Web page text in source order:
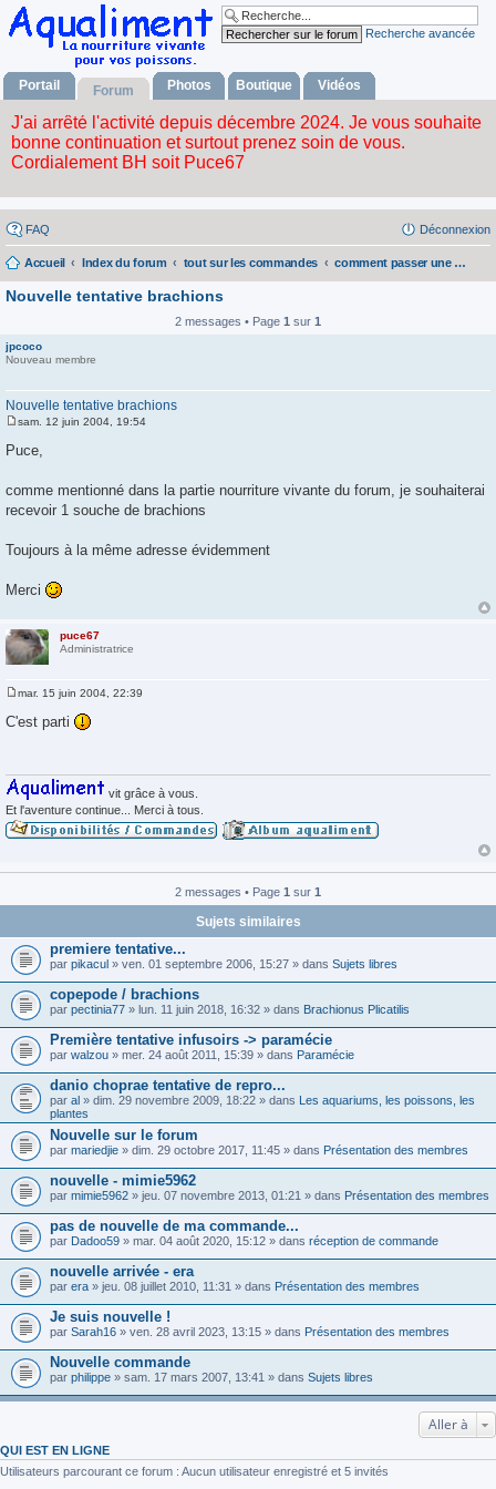
Recherche avancée
Portail Forum Photos Boutique Vidéos
FAQ Déconnexion
Accueil Index du forum tout sur les commandes comment passer une commande ?
Nouvelle tentative brachions
2 messages • Page 1 sur 1
jpcoco
Nouveau membre
Nouvelle tentative brachions
s
g
e
sam. 12 juin 2004, 19:54
Puce,
comme mentionné dans la partie nourriture vivante du forum, je souhaiterai
recevoir 1 souche de brachions
Toujours à la même adresse évidemment
Merci
puce67
Administratrice
s
mar. 15 juin 2004, 22:39
C'est parti
vit grâce à vous.
Et l'aventure continue... Merci à tous.
2 messages • Page 1 sur 1
Sujets similaires
premiere tentative...
par pikacul » ven. 01 septembre 2006, 15:27 » dans Sujets libres
copepode / brachions
par pectinia77 » lun. 11 juin 2018, 16:32 » dans Brachionus Plicatilis
Première tentative infusoirs -> paramécie
par walzou » mer. 24 août 2011, 15:39 » dans Paramécie
danio choprae tentative de repro...
par al » dim. 29 novembre 2009, 18:22 » dans Les aquariums, les poissons, les
plantes
Nouvelle sur le forum
par mariedjie » dim. 29 octobre 2017, 11:45 » dans Présentation des membres
nouvelle - mimie5962
par mimie5962 » jeu. 07 novembre 2013, 01:21 » dans Présentation des membres
pas de nouvelle de ma commande...
par Dadoo59 » mar. 04 août 2020, 15:12 » dans réception de commande
nouvelle arrivée - era
par era » jeu. 08 juillet 2010, 11:31 » dans Présentation des membres
Je suis nouvelle !
par Sarah16 » ven. 28 avril 2023, 13:15 » dans Présentation des membres
Nouvelle commande
par philippe » sam. 17 mars 2007, 13:41 » dans Sujets libres
Aller à
QUI EST EN LIGNE
Utilisateurs parcourant ce forum : Aucun utilisateur enregistré et 5 invités